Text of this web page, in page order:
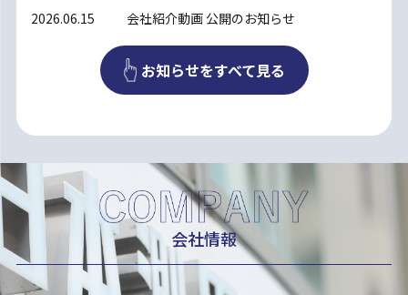
2026.06.15
会社紹介動画 公開のお知らせ
お知らせをすべて見る
会社情報